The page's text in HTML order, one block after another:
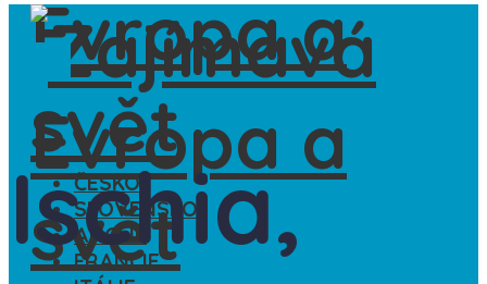
ČESKO
SLOVENSKO
ANGLIE
FRANCIE
Ischia,